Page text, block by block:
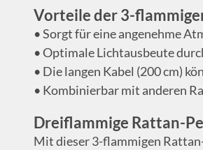
Vorteile der 3-
• Sorgt für eine angenehme
• Optimale Lichtausbeute
• Die langen Kabel (200 cm)
• Kombinierbar mit anderen
Dreiflammige Rattan-
Mit dieser 3-flammigen